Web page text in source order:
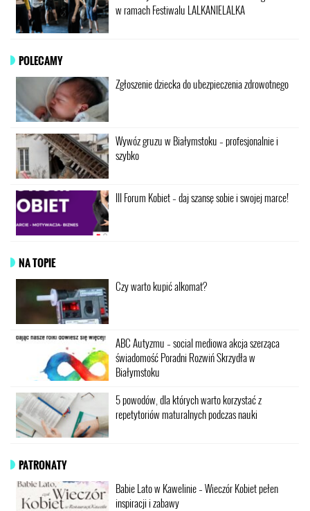
w ramach Festiwalu LALKANIELALKA
POLECAMY
Zgłoszenie dziecka do ubezpieczenia zdrowotnego
Wywóz gruzu w Białymstoku – profesjonalnie i
szybko
III Forum Kobiet – daj szansę sobie i swojej marce!
NA TOPIE
Czy warto kupić alkomat?
ABC Autyzmu – social mediowa akcja szerząca
świadomość Poradni Rozwiń Skrzydła w
Białymstoku
5 powodów, dla których warto korzystać z
repetytoriów maturalnych podczas nauki
PATRONATY
Babie Lato w Kawelinie – Wieczór Kobiet pełen
inspiracji i zabawy